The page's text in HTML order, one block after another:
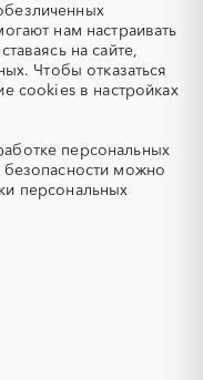
бурение
область
область
область
область
республика
нам настраивать
на сайте,
Чтобы отказаться
cookies в настройках
персональных
можно
персональных